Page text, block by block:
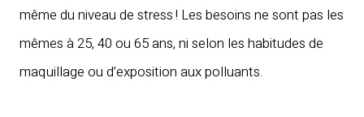
même du niveau de stress ! Les besoins ne sont pas les
mêmes à 25, 40 ou 65 ans, ni selon les habitudes de
maquillage ou d’exposition aux polluants.